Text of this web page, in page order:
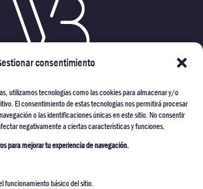
consentimiento
utilizamos tecnologías como las cookies para almacenar y/o
El consentimiento de estas tecnologías nos permitirá procesar
o las identificaciones únicas en este sitio. No consentir
negativamente a ciertas características y funciones.
para mejorar tu experiencia de navegación.
funcionamiento básico del sitio.
CONSTRUCTORES